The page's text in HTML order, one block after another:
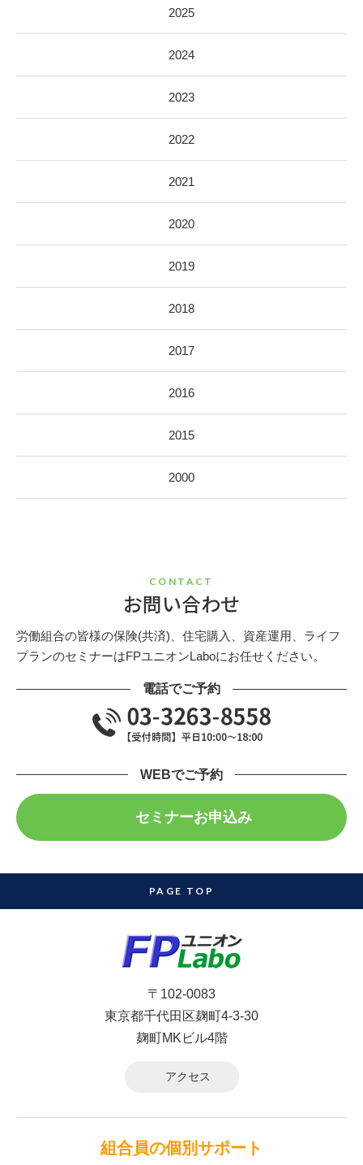
2025
2024
2023
2022
2021
2020
2019
2018
2017
2016
2015
2000
CONTACT
お問い合わせ
労働組合の皆様の保険(共済)、住宅購入、資産運用、ライフ
プランのセミナーはFPユニオンLaboにお任せください。
電話でご予約
WEBでご予約
セミナーお申込み
PAGE TOP
〒102-0083
東京都千代田区麹町4-3-30
麹町MKビル4階
アクセス
組合員の個別サポート